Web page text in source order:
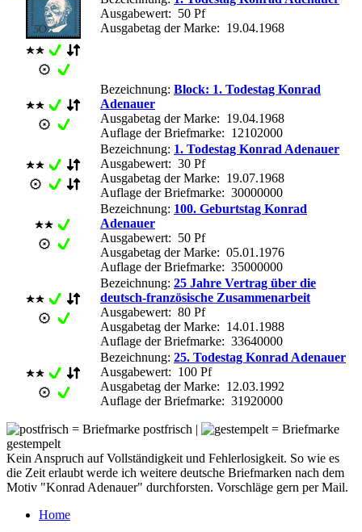
Ausgabewert: 50 Pf
Ausgabetag der Marke: 19.04.1968
Bezeichnung: Block: 1. Todestag Konrad
Adenauer
Ausgabetag der Marke: 19.04.1968
Auflage der Briefmarke: 12102000
Bezeichnung: 1. Todestag Konrad Adenauer
Ausgabewert: 30 Pf
Ausgabetag der Marke: 19.07.1968
Auflage der Briefmarke: 30000000
Bezeichnung: 100. Geburtstag Konrad
Adenauer
Ausgabewert: 50 Pf
Ausgabetag der Marke: 05.01.1976
Auflage der Briefmarke: 35000000
Bezeichnung: 25 Jahre Vertrag über die
deutsch-französische Zusammenarbeit
Ausgabewert: 80 Pf
Ausgabetag der Marke: 14.01.1988
Auflage der Briefmarke: 33640000
Bezeichnung: 25. Todestag Konrad Adenauer
Ausgabewert: 100 Pf
Ausgabetag der Marke: 12.03.1992
Auflage der Briefmarke: 31920000
= Briefmarke postfrisch |
= Briefmarke
gestempelt
Kein Anspruch auf Vollständigkeit und Fehlerlosigkeit. So wie es
die Zeit erlaubt werde ich weitere deutsche Briefmarken nach dem
Motiv "Konrad Adenauer" durchforsten. Vorschläge gern per Mail.
Home